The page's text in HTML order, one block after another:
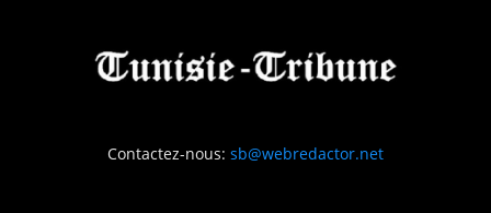
Contactez-nous: sb@webredactor.net